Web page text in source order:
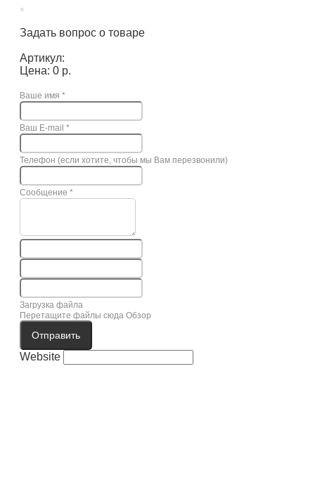
×
Задать вопрос о товаре
Артикул:
Цена: 0 р.
Ваше имя *
Ваш E-mail *
Телефон (если хотите, чтобы мы Вам перезвонили)
Сообщение *
Загрузка файла
Перетащите файлы сюда Обзор
Отправить
Website